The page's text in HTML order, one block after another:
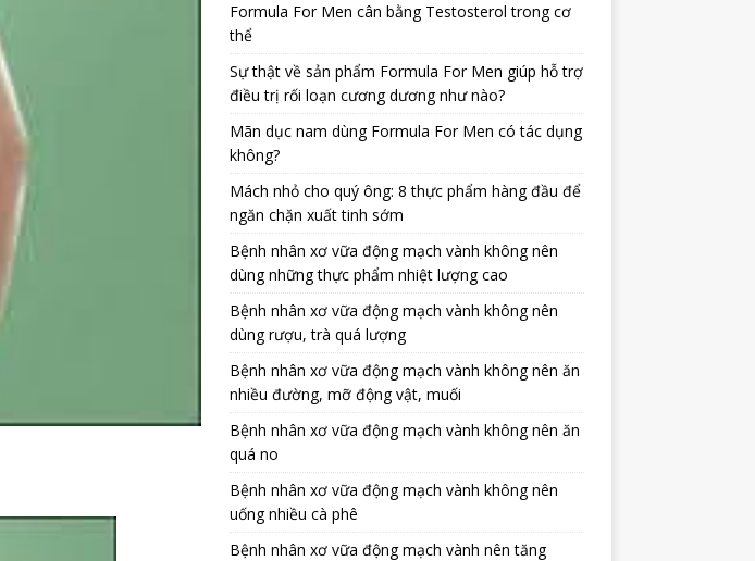
Formula For Men cân bằng Testosterol trong cơ
thể
Sự thật về sản phẩm Formula For Men giúp hỗ trợ
điều trị rối loạn cương dương như nào?
Mãn dục nam dùng Formula For Men có tác dụng
không?
Mách nhỏ cho quý ông: 8 thực phẩm hàng đầu để
ngăn chặn xuất tinh sớm
Bệnh nhân xơ vữa động mạch vành không nên
dùng những thực phẩm nhiệt lượng cao
Bệnh nhân xơ vữa động mạch vành không nên
dùng rượu, trà quá lượng
Bệnh nhân xơ vữa động mạch vành không nên ăn
nhiều đường, mỡ động vật, muối
Bệnh nhân xơ vữa động mạch vành không nên ăn
quá no
Bệnh nhân xơ vữa động mạch vành không nên
uống nhiều cà phê
Bệnh nhân xơ vữa động mạch vành nên tăng